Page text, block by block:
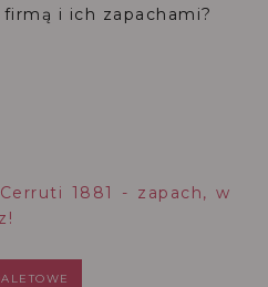
i ich zapachami?
1881 - zapach, w